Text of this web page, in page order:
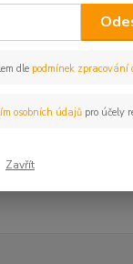
dle podmínek zpracování
osobních údajůpro účely
Zavřít